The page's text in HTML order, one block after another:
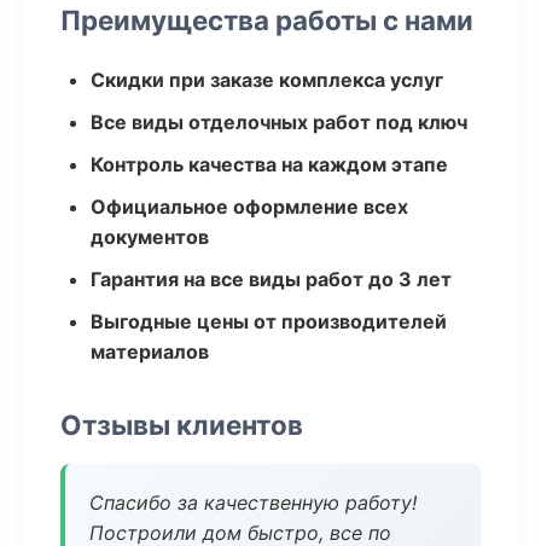
Преимущества работы с нами
Скидки при заказе комплекса услуг
Все виды отделочных работ под ключ
Контроль качества на каждом этапе
Официальное оформление всех
документов
Гарантия на все виды работ до 3 лет
Выгодные цены от производителей
материалов
Отзывы клиентов
Спасибо за качественную работу!
Построили дом быстро, все по